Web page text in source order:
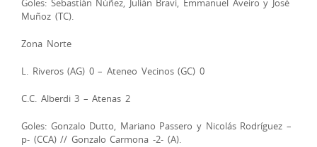
Goles: Sebastián Núñez, Julián Bravi, Emmanuel Aveiro y José
Muñoz (TC).
Zona Norte
L. Riveros (AG) 0 – Ateneo Vecinos (GC) 0
C.C. Alberdi 3 – Atenas 2
Goles: Gonzalo Dutto, Mariano Passero y Nicolás Rodríguez –
p- (CCA) // Gonzalo Carmona -2- (A).